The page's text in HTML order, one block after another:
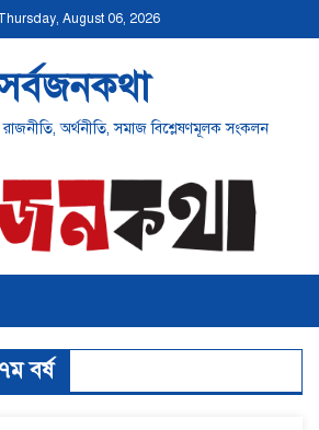
August 06, 2026
অর্থনীতি, সমাজ বিশ্লেষণমূলক সংকলন
৭ম বর্ষ